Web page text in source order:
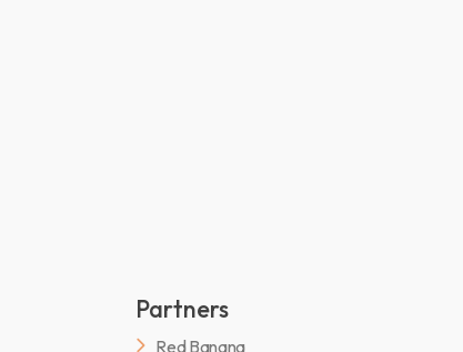
Partners
Red Banana